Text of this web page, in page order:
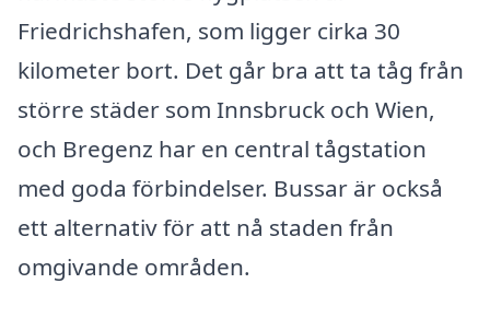
Friedrichshafen, som ligger cirka 30
kilometer bort. Det går bra att ta tåg från
större städer som Innsbruck och Wien,
och Bregenz har en central tågstation
med goda förbindelser. Bussar är också
ett alternativ för att nå staden från
omgivande områden.